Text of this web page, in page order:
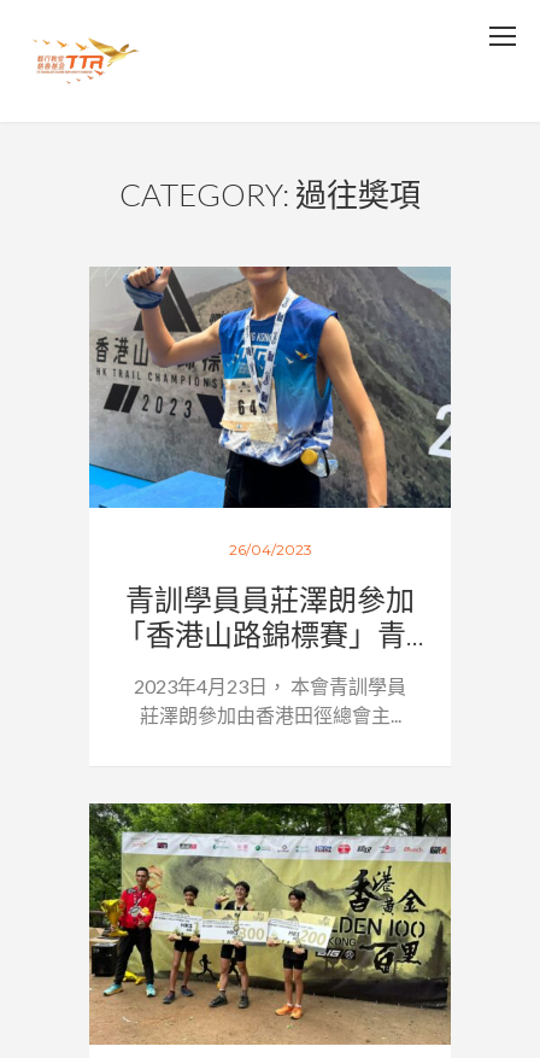
CATEGORY: 過往奬項
26/04/2023
青訓學員員莊澤朗參加
「香港山路錦標賽」青...
2023年4月23日， 本會青訓學員
莊澤朗參加由香港田徑總會主...